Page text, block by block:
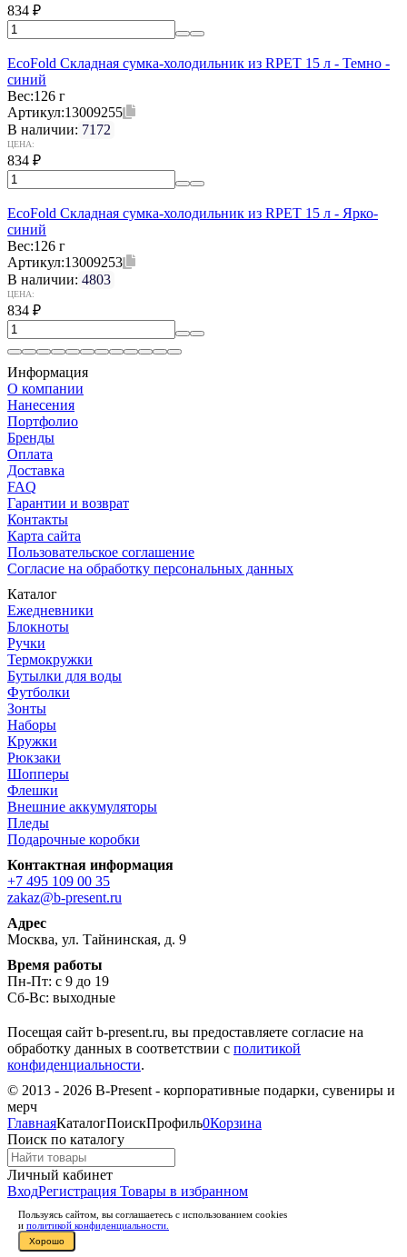
834 ₽
EcoFold Складная сумка-холодильник из RPET 15 л - Темно -
синий
Вес:126 г
Артикул:13009255
В наличии: 7172
ЦЕНА:
834 ₽
EcoFold Складная сумка-холодильник из RPET 15 л - Ярко-
синий
Вес:126 г
Артикул:13009253
В наличии: 4803
ЦЕНА:
834 ₽
Информация
О компании
Нанесения
Портфолио
Бренды
Оплата
Доставка
FAQ
Гарантии и возврат
Контакты
Карта сайта
Пользовательское соглашение
Согласие на обработку персональных данных
Каталог
Ежедневники
Блокноты
Ручки
Термокружки
Бутылки для воды
Футболки
Зонты
Наборы
Кружки
Рюкзаки
Шопперы
Флешки
Внешние аккумуляторы
Пледы
Подарочные коробки
Контактная информация
+7 495 109 00 35
zakaz@b-present.ru
Адрес
Москва, ул. Тайнинская, д. 9
Время работы
Пн-Пт: с 9 до 19
Сб-Вс: выходные
Посещая сайт b-present.ru, вы предоставляете согласие на
обработку данных в соответствии с политикой
конфиденциальности.
© 2013 - 2026 B-Present - корпоративные подарки, сувениры и
мерч
ГлавнаяКаталогПоискПрофиль0Корзина
Поиск по каталогу
Личный кабинет
ВходРегистрация Товары в избранном
Пользуясь сайтом, вы соглашаетесь с использованием cookies
и политикой конфиденциальности.
Хорошо